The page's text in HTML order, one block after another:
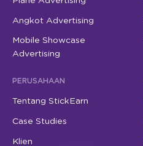
Angkot Advertising
Mobile Showcase
Advertising
PERUSAHAAN
Tentang StickEarn
Case Studies
Klien